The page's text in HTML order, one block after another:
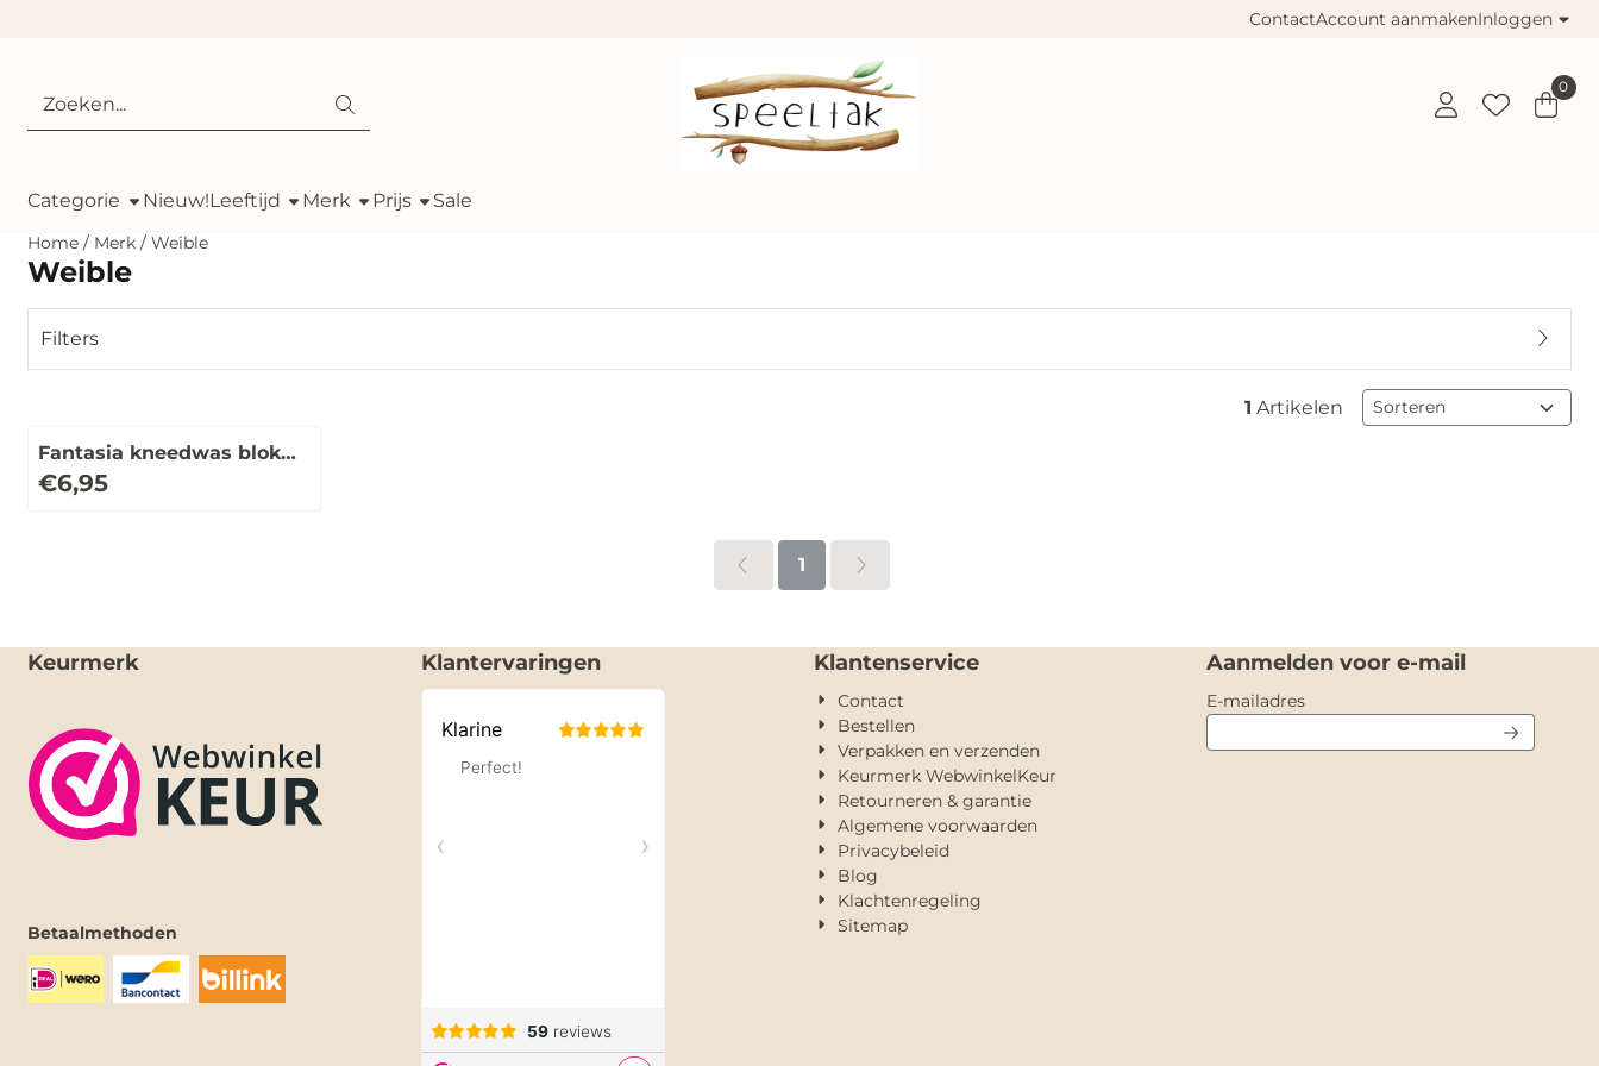
ContactAccount aanmakenInloggen
Zoeken 0
Categorie Nieuw!Leeftijd Merk Prijs Sale
Home / Merk / Weible
Weible
Filters
1 Artikelen Sorteermethode
Fantasia kneedwas blok
250 gr. (per stuk)
Prijs: 6,95
€6,95
1
Keurmerk
Betaalmethoden
Klantervaringen Klantenservice
Contact
Bestellen
Verpakken en verzenden
Keurmerk WebwinkelKeur
Retourneren & garantie
Algemene voorwaarden
Privacybeleid
Blog
Klachtenregeling
Sitemap
Aanmelden voor e-mail
E-mailadresVul je e-mailadres in voor de